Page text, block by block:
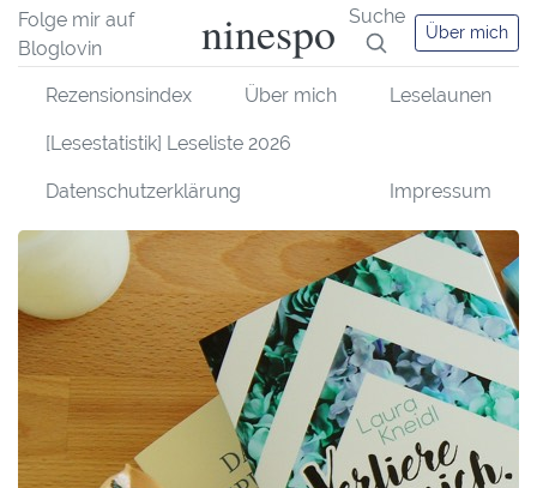
Folge mir auf
Bloglovin
ninespo Suche
Über mich
Rezensionsindex Über mich Leselaunen
[Lesestatistik] Leseliste 2026
Datenschutzerklärung Impressum